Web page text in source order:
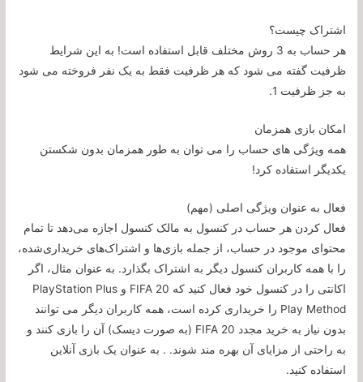
اشتراک چیست؟
هر حساب به 3 روش مختلف قابل استفاده است! به این شرایط
ظرفیت گفته می شود که هر ظرفیت فقط به یک نفر فروخته می شود
به جز ظرفیت 1.
امکان بازی همزمان
همه ویژگی های حساب را می توان به طور همزمان بدون شکستن
یکدیگر استفاده کرد!
فعال به عنوان ویژگی اصلی (مهم)
فعال کردن هر حساب در کنسول به مالک کنسول اجازه می‌دهد تا تمام
محتوای موجود در حساب، از جمله بازی‌ها و اشتراک‌های خریداری‌شده،
را با همه کاربران کنسول دیگر به اشتراک بگذارد. به عنوان مثال، اگر
اکانتی را در کنسول خود فعال کنید که FIFA 20 و PlayStation Plus
Play Method را خریداری کرده است، همه کاربران دیگر می توانند
بدون نیاز به خرید مجدد FIFA 20 (به صورت دیسک) آن را بازی کنند و
به راحتی از مزایای آن بهره مند شوند. . به عنوان یک بازی آنلاین
استفاده کنید.